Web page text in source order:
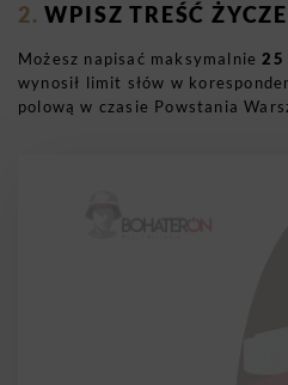
WPISZ TREŚĆ
Możesz napisać maksymalnie25
wynosił limit słów w
polową w czasie Powstania